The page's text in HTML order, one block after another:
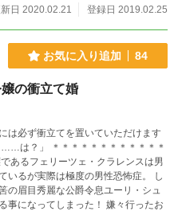
なのだし、やはり、元の姿に戻りた
もに再転生して新しい人生を送る。
死後、《筋肉神》としてダンジョン
でもどこまでも続くのだった。
日 2020.02.21
登録日 2019.02.25
お気に入り追加 84
の衝立て婚
は必ず衝立てを置いていただけます
いるが実際は極度の男性恐怖症。 し
の眉目秀麗な公爵令息ユーリ・シュ
事になってしまった！ 嫌々行ったお